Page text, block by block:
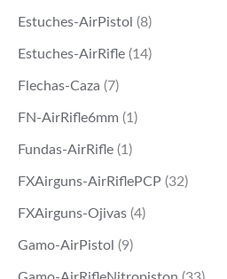
Estuches-AirPistol (8)
Estuches-AirRifle (14)
Flechas-Caza (7)
FN-AirRifle6mm (1)
Fundas-AirRifle (1)
FXAirguns-AirRiflePCP (32)
FXAirguns-Ojivas (4)
Gamo-AirPistol (9)